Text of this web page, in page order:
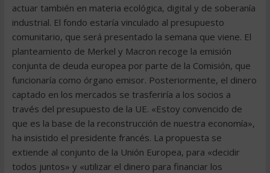
actuar también en materia ecológica, digital y de soberanía
industrial. El fondo estaría vinculado al presupuesto
comunitario, que será presentado la semana que viene. El
planteamiento de Merkel y Macron recoge la emisión
conjunta de deuda europea por parte de la Comisión, que
funcionaría como órgano emisor. Posteriormente, el dinero
captado en los mercados se trasferiría a los socios a
través del presupuesto de la UE. «Estoy convencido de
que es la base de la reconstrucción de nuestra economía»,
ha insistido el presidente francés. La propuesta se
extiende al conjunto de la Unión Europea, para «decidir
todos juntos» y «utilizar el dinero para financiar los